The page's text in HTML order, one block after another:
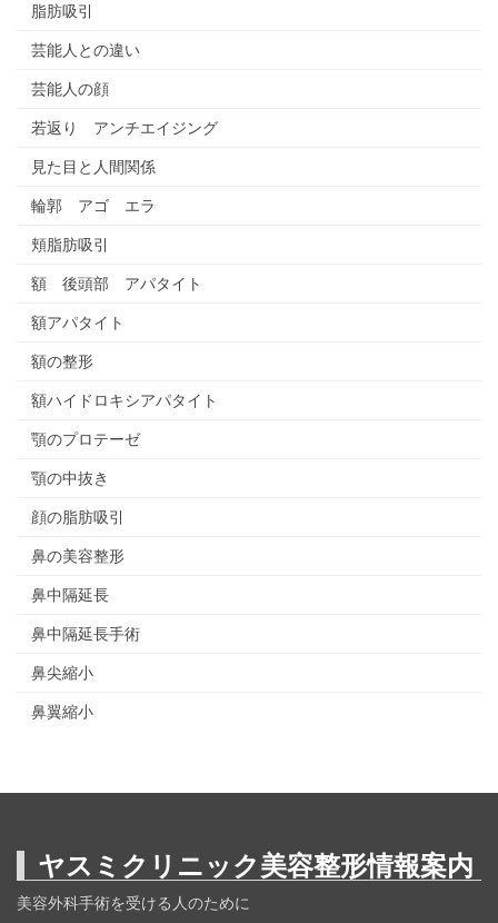
脂肪吸引
芸能人との違い
芸能人の顔
若返り アンチエイジング
見た目と人間関係
輪郭 アゴ エラ
頬脂肪吸引
額 後頭部 アパタイト
額アパタイト
額の整形
額ハイドロキシアパタイト
顎のプロテーゼ
顎の中抜き
顔の脂肪吸引
鼻の美容整形
鼻中隔延長
鼻中隔延長手術
鼻尖縮小
鼻翼縮小
ヤスミクリニック美容整形情報案内
美容外科手術を受ける人のために